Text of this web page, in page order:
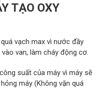
TẠO OXY
vạch max vì nước đầy
van, làm cháy động cơ.
suất của máy vì máy sẽ
máy (Không vặn quá